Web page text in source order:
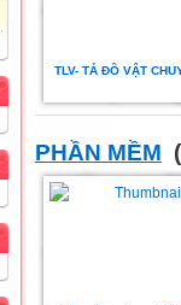
TLV- TẢ ĐỒ VẬT
PHẦN MỀM